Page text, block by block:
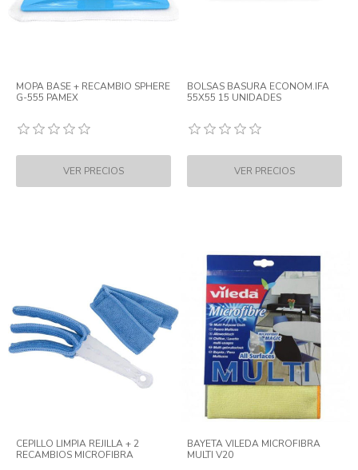
MOPA BASE + RECAMBIO SPHERE
G-555 PAMEX
BOLSAS BASURA ECONOM.IFA
55X55 15 UNIDADES
CEPILLO LIMPIA REJILLA + 2
RECAMBIOS MICROFIBRA
BAYETA VILEDA MICROFIBRA
MULTI V20